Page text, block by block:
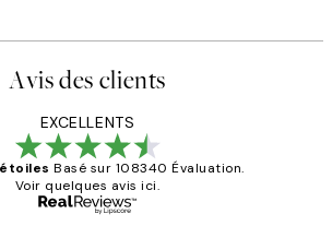
Avis des clients
EXCELLENTS
Basé sur 108340 Évaluation.
Voir quelques avis ici.